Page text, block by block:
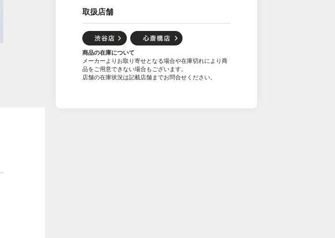
取扱店舗
商品の在庫について
メーカーよりお取り寄せとなる場合や在庫切れにより商
品をご用意できない場合もございます。
店舗の在庫状況は記載店舗までお問合せください。